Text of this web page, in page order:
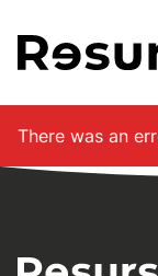
There was an